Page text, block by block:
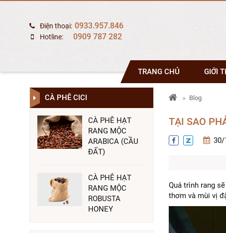
Điện thoại: 0933.957.846
Hotline: 0909 787 282
TRANG CHỦ GIỚI
CÀ PHÊ CICI
CÀ PHÊ HẠT
RANG MỘC
ARABICA (CẦU
ĐẤT)
CÀ PHÊ HẠT
RANG MỘC
ROBUSTA
HONEY
Blog
TẠI SAO
30/
Quá trình rang
thơm và mùi vị